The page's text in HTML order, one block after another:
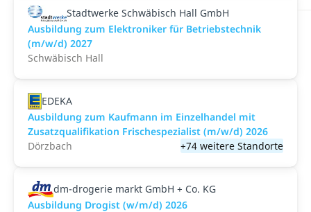
Stadtwerke Schwäbisch Hall GmbH
Ausbildung zum Elektroniker für Betriebstechnik
(m/w/d) 2027
Schwäbisch Hall
EDEKA
Ausbildung zum Kaufmann im Einzelhandel mit
Zusatzqualifikation Frischespezialist (m/w/d) 2026
Dörzbach
+74 weitere Standorte
dm-drogerie markt GmbH + Co. KG
Ausbildung Drogist (w/m/d) 2026